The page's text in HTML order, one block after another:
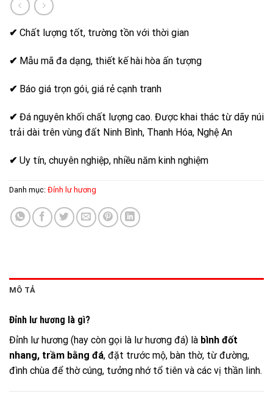
✔ Chất lượng tốt, trường tồn với thời gian
✔ Mẫu mã đa dạng, thiết kế hài hòa ấn tượng
✔ Báo giá trọn gói, giá rẻ cạnh tranh
✔ Đá nguyên khối chất lượng cao. Được khai thác từ dãy núi
trải dài trên vùng đất Ninh Bình, Thanh Hóa, Nghệ An
✔ Uy tín, chuyên nghiệp, nhiều năm kinh nghiệm
Danh mục: Đỉnh lư hương
MÔ TẢ
Đỉnh lư hương là gì?
Đỉnh lư hương (hay còn gọi là lư hương đá) là bình đốt
nhang, trầm bằng đá, đặt trước mộ, bàn thờ, từ đường,
đình chùa để thờ cúng, tưởng nhớ tổ tiên và các vị thần linh.